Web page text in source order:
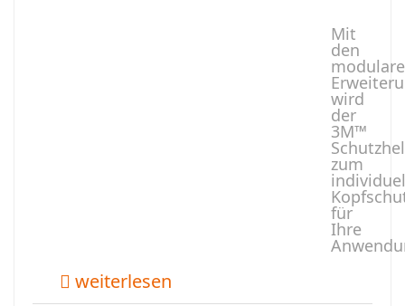
Mit
den
wird
der
3M™
zum
für
Ihre
weiterlesen